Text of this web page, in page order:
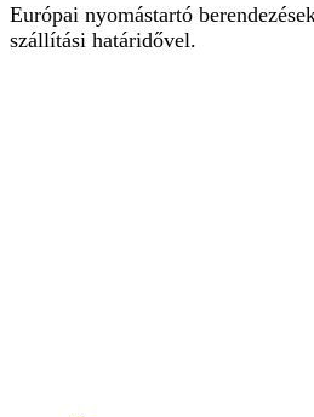
Európai nyomástartó
szállítási határidővel.